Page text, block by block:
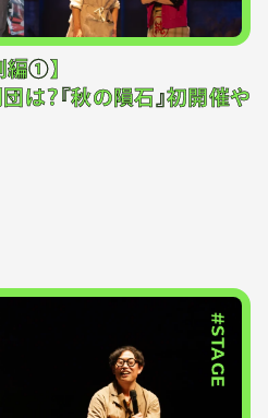
編①】
は？『秋の隕石』初開催や
#STAGE